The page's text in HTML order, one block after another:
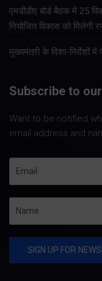
एमडीडीए बोर्ड बैठक में 25
नियोजित विकास को मिलेगी
मुख्यमंत्री के दिशा-निर्देशों में
Subscribe to
Want to be notified
email address and